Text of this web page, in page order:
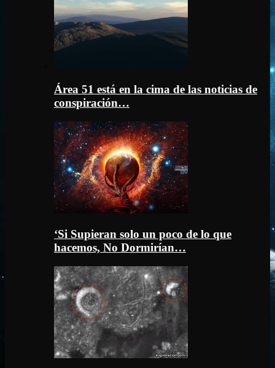
Área 51 está en la cima de las noticias de
conspiración…
‘Si Supieran solo un poco de lo que
hacemos, No Dormirían…